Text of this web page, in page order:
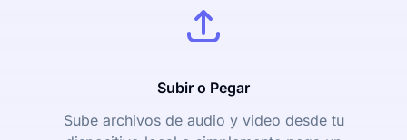
Subir o Pegar
Sube archivos de audio y video desde tu